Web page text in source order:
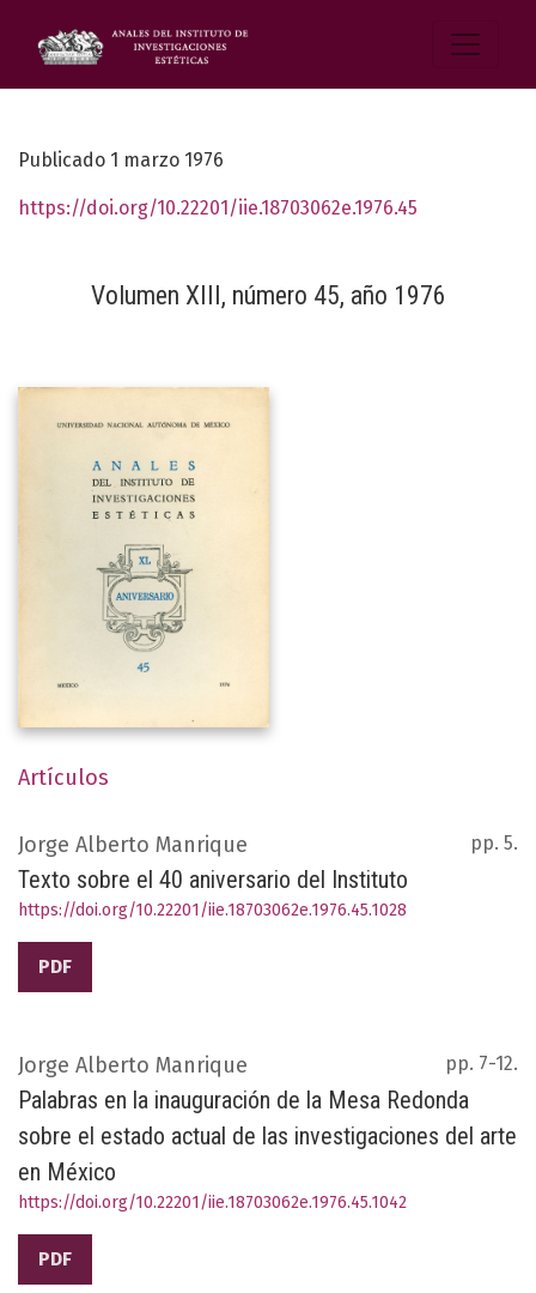
Publicado 1 marzo 1976
https://doi.org/10.22201/iie.18703062e.1976.45
Volumen XIII, número 45, año 1976
Artículos
Jorge Alberto Manrique pp. 5.
Texto sobre el 40 aniversario del Instituto
https://doi.org/10.22201/iie.18703062e.1976.45.1028
PDF
Jorge Alberto Manrique pp. 7-12.
Palabras en la inauguración de la Mesa Redonda
sobre el estado actual de las investigaciones del arte
en México
https://doi.org/10.22201/iie.18703062e.1976.45.1042
PDF